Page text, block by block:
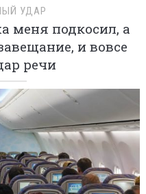
УДАР
меня подкосил, а
и вовсе
речи